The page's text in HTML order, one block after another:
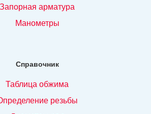
запорная арматура
манометры
Справочник
таблица обжима
определение резьбы